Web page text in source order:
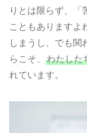
りとは限らず、
こともありますよ
しまうし、でも関
らこそ、 わたした
れています。